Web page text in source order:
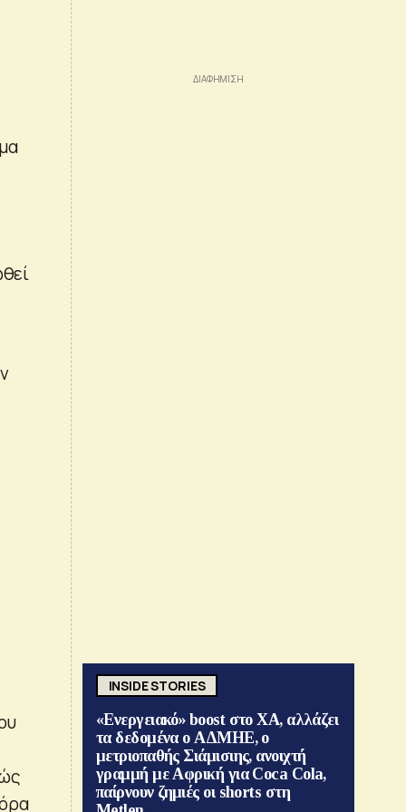
INSIDE STORIES
«Ενεργειακό» boost στο ΧΑ, αλλάζει
τα δεδομένα ο ΑΔΜΗΕ, ο
μετριοπαθής Σιάμισιης, ανοιχτή
γραμμή με Αφρική για Coca Cola,
παίρνουν ζημιές οι shorts στη